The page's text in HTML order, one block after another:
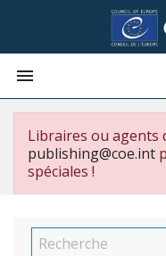

Libraires ou agents
publishing@coe.int
spéciales !